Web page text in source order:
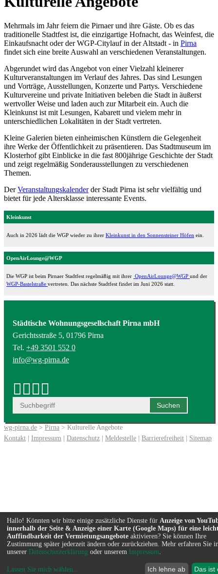
Mehrmals im Jahr feiern die Pirnaer und ihre Gäste. Ob es das
traditionelle Stadtfest ist, die einzigartige Hofnacht, das Weinfest, die
Einkaufsnacht oder der WGP-Citylauf in der Altstadt - in Pirna
findet sich eine breite Auswahl an verschiedenen Veranstaltungen.
Abgerundet wird das Angebot von einer Vielzahl kleinerer
Kulturveranstaltungen im Verlauf des Jahres. Das sind Lesungen
und Vorträge, Ausstellungen, Konzerte und Partys. Verschiedene
Kulturvereine und private Initiativen beleben die Stadt in äußerst
wertvoller Weise und laden auch zur Mitarbeit ein. Auch die
Kleinkunst ist mit Lesungen, Kabarett und vielem mehr in
unterschiedlichen Lokalitäten in der Stadt vertreten.
Kleine Galerien bieten einheimischen Künstlern die Gelegenheit
ihre Werke der Öffentlichkeit zu präsentieren. Das Stadtmuseum im
Klosterhof gibt Einblicke in die fast 800jährige Geschichte der Stadt
und zeigt regelmäßig Sonderausstellungen zu verschiedenen
Themen.
DerVeranstaltungskalenderder Stadt Pirna ist sehr vielfältig und
bietet für jede Altersklasse interessante Events.
Kleinkunst
Auch in 2026 lädt die WGP wieder zu ihrer Kleinkunst in den Sonnensteiner Höfen ein.
OpenAirLounge@WGP
Die WGP ist beim Pirnaer Stadtfest regelmäßig mit ihrer OpenAirLounge@WGP und der
WGP-Bastelstraße vertreten. Das nächste Stadtfest findet im Juni 2026 statt.
Städtische Wohnungsgesellschaft Pirna mbH
Gerichtsstraße 5, 01796 Pirna
Tel. +49 3501 552 0
info@wg-pirna.de
wg-pirna.de > Pirna > Kulturelle Angebote
Kontakt | Impressum | Datenschutz | Meldestelle | Barrierefreiheit | Sitemap
Hallo! Könnten wir bitte einige zusätzliche Dienste für Anzeige von
innerhalb der Seite & Anzeige einer Karte (Google Maps) für eine
Auffindbarkeit der Vermietungsangebote aktivieren? Sie können Ihre
Zustimmung später jederzeit ändern oder zurückziehen. Mehr erfahren Sie
unserer Datenschutzerklärung oder unserem Impressum
Lassen Sie mich wählen... Ich lehne ab Das ist